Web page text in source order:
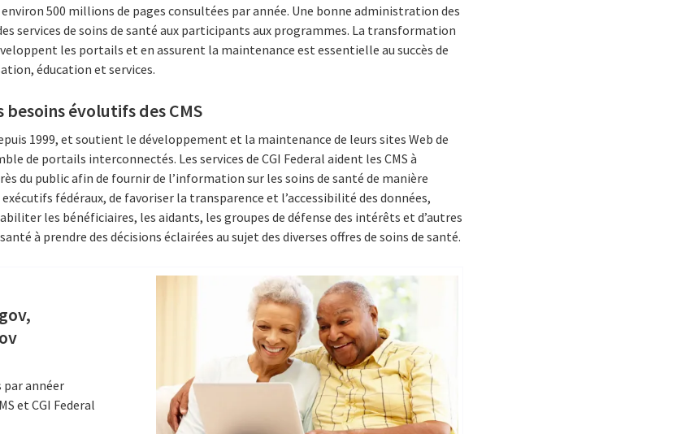
500 millions de pages consultées par année. Une bonne administration des
services de soins de santé aux participants aux programmes. La transformation
les portails et en assurent la maintenance est essentielle au succès de
éducation et services.
évolutifs des CMS
1999, et soutient le développement et la maintenance de leurs sites Web de
de portails interconnectés. Les services de CGI Federal aident les CMS à
du public afin de fournir de l’information sur les soins de santé de manière
fédéraux, de favoriser la transparence et l’accessibilité des données,
les bénéficiaires, les aidants, les groupes de défense des intérêts et d’autres
à prendre des décisions éclairées au sujet des diverses offres de soins de santé.
par annéer
et CGI Federal